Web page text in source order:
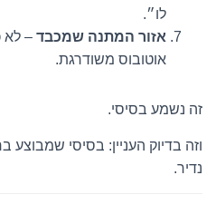
לו״.
אזור המתנה שמכבד – לא
אוטובוס משודרגת.
זה נשמע בסיסי.
וזה בדיוק העניין: בסיסי
נדיר.